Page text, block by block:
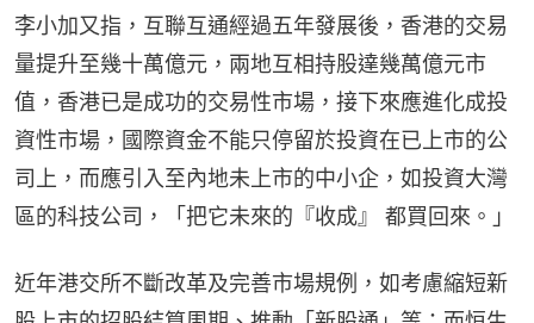
李小加又指，互聯互通經過五年發展後，香港的交易
量提升至幾十萬億元，兩地互相持股達幾萬億元市
值，香港已是成功的交易性市場，接下來應進化成投
資性市場，國際資金不能只停留於投資在已上市的公
司上，而應引入至內地未上市的中小企，如投資大灣
區的科技公司，「把它未來的『收成』 都買回來。」
近年港交所不斷改革及完善市場規例，如考慮縮短新